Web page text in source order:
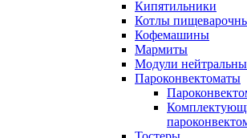
Кипятильники
Котлы
Кофемашины
Мармиты
Модули
Пароконвектоматы